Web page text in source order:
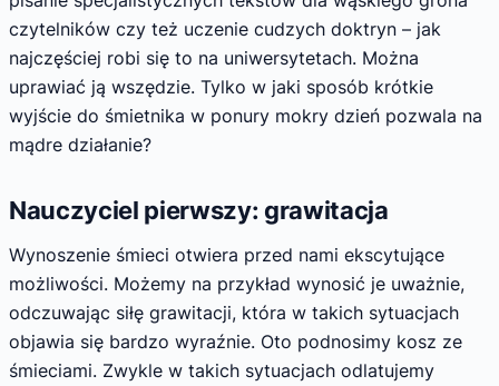
czytelników czy też uczenie cudzych doktryn – jak
najczęściej robi się to na uniwersytetach. Można
uprawiać ją wszędzie. Tylko w jaki sposób krótkie
wyjście do śmietnika w ponury mokry dzień pozwala na
mądre działanie?
Nauczyciel pierwszy: grawitacja
Wynoszenie śmieci otwiera przed nami ekscytujące
możliwości. Możemy na przykład wynosić je uważnie,
odczuwając siłę grawitacji, która w takich sytuacjach
objawia się bardzo wyraźnie. Oto podnosimy kosz ze
śmieciami. Zwykle w takich sytuacjach odlatujemy